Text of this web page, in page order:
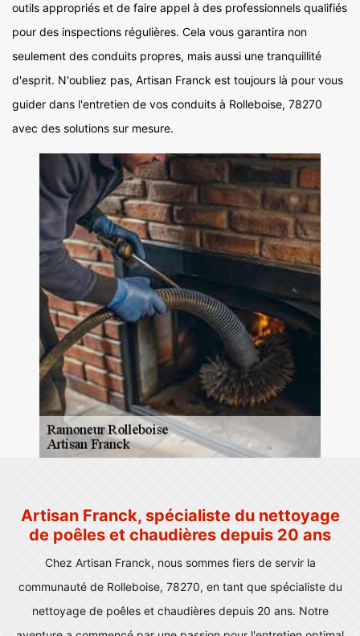
outils appropriés et de faire appel à des professionnels qualifiés
pour des inspections régulières. Cela vous garantira non
seulement des conduits propres, mais aussi une tranquillité
d'esprit. N'oubliez pas, Artisan Franck est toujours là pour vous
guider dans l'entretien de vos conduits à Rolleboise, 78270
avec des solutions sur mesure.
Artisan Franck, spécialiste du nettoyage
de poêles et chaudières depuis 20 ans
Chez Artisan Franck, nous sommes fiers de servir la
communauté de Rolleboise, 78270, en tant que spécialiste du
nettoyage de poêles et chaudières depuis 20 ans. Notre